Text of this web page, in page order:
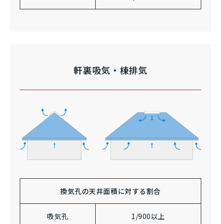
軒裏吸気・棟排気
換気孔の天井面積に対する割合
吸気孔 1/900以上